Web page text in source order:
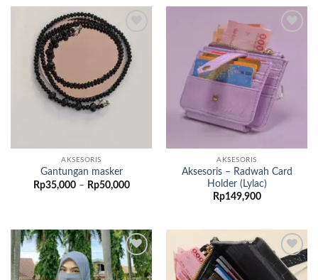
Add to
wishlist
AKSESORIS
Gantungan masker
Rp35,000 – Rp50,000Rentang
wishlist
AKSESORIS
Aksesoris – Radwah Card
Holder (Lylac)
Rp149,900
Add to
wishlist
Add to
wishlist